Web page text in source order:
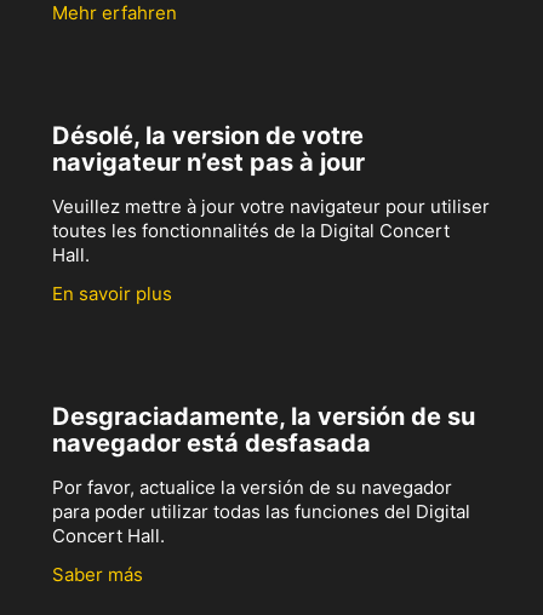
Mehr erfahren
Désolé, la version de votre
navigateur n’est pas à jour
Veuillez mettre à jour votre navigateur pour utiliser
toutes les fonctionnalités de la Digital Concert
Hall.
En savoir plus
Desgraciadamente, la versión de su
navegador está desfasada
Por favor, actualice la versión de su navegador
para poder utilizar todas las funciones del Digital
Concert Hall.
Saber más